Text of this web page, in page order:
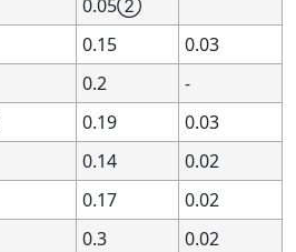
0.05②
0.15
0.03
0.2
-
0.19
0.03
0.14
0.02
0.17
0.02
0.3
0.02